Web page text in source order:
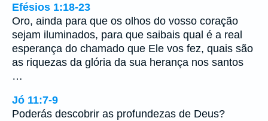
Efésios 1:18-23
Oro, ainda para que os olhos do vosso coração
sejam iluminados, para que saibais qual é a real
esperança do chamado que Ele vos fez, quais são
as riquezas da glória da sua herança nos santos
…
Jó 11:7-9
Poderás descobrir as profundezas de Deus?